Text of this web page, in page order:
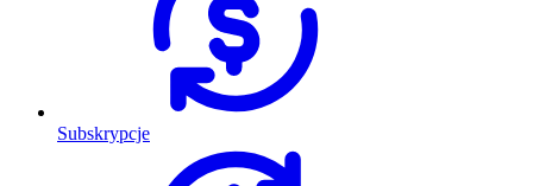
Subskrypcje